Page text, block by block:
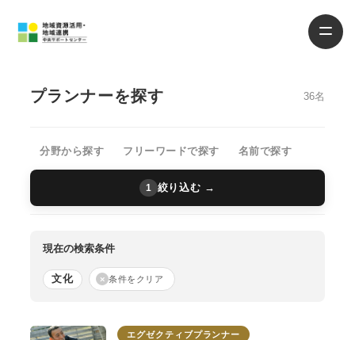
プランナーを探す 36名
分野から探す フリーワードで探す 名前で探す
1 絞り込む →
現在の検索条件
文化 × 条件をクリア
エグゼクティブプランナー